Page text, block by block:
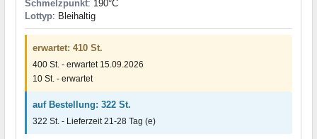
Schmelzpunkt: 190°С
Lottyp: Bleihaltig
erwartet: 410 St.
400 St. - erwartet 15.09.2026
10 St. - erwartet
auf Bestellung: 322 St.
322 St. - Lieferzeit 21-28 Tag (e)